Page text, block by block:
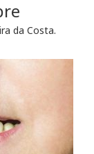
da Costa.